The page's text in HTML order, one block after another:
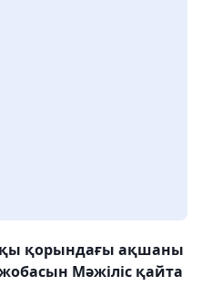
қорындағы ақшаны
Мәжіліс қайта